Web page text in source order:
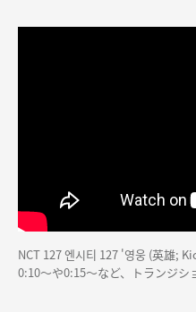
NCT 127 엔시티 127 '영웅 (英雄;
0:10～や0:15～など、トランジ